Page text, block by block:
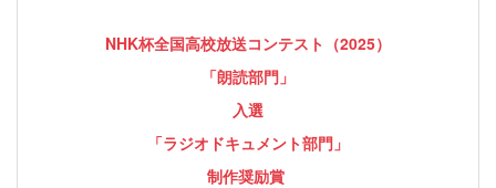
NHK杯全国高校放送コンテスト（2025）
「朗読部門」
入選
「ラジオドキュメント部門」
制作奨励賞